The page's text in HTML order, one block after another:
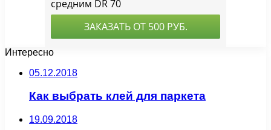
Интересно
05.12.2018
Как выбрать клей для паркета
19.09.2018